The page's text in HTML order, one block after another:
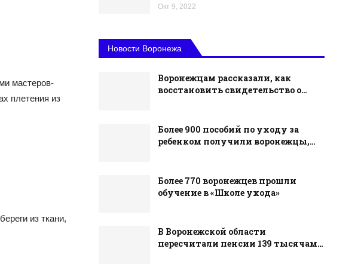
мастеров-
плетения из
из ткани,
Окт 9, 2022
Новости Воронежа
Воронежцам рассказали, как
восстановить свидетельство о…
Более 900 пособий по уходу за
ребенком получили воронежцы,…
Более 770 воронежцев прошли
обучение в «Школе ухода»
В Воронежской области
пересчитали пенсии 139 тысячам…